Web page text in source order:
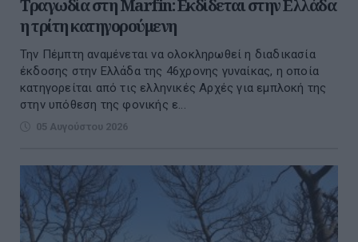
Τραγωδία στη Marfin: Εκδίδεται στην Ελλάδα
η τρίτη κατηγορούμενη
Την Πέμπτη αναμένεται να ολοκληρωθεί η διαδικασία
έκδοσης στην Ελλάδα της 46χρονης γυναίκας, η οποία
κατηγορείται από τις ελληνικές Αρχές για εμπλοκή της
στην υπόθεση της φονικής ε...
05 Αυγούστου 2026